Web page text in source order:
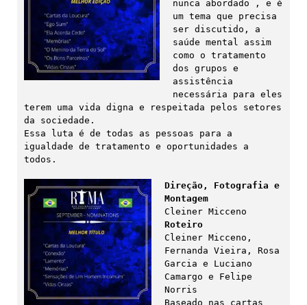
nunca abordado , e é
um tema que precisa
ser discutido, a
saúde mental assim
como o tratamento
dos grupos e
assistência
necessária para eles
terem uma vida digna e respeitada pelos setores
da sociedade.
Essa luta é de todas as pessoas para a
igualdade de tratamento e oportunidades a
todos.
Direção, Fotografia e
Montagem
Roteiro
Cleiner Micceno,
Fernanda Vieira, Rosa
Garcia e Luciano
Camargo e Felipe
Norris
Baseado nas cartas